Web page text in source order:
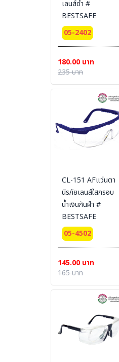
เลนส์ดำ #
BESTSAFE
05-2402
180.00 บาท
235 บาท
CL-151 AFแว่นตา
นิรภัยเลนส์ใสกรอบ
น้ำเงินกันฝ้า #
BESTSAFE
05-4502
145.00 บาท
165 บาท